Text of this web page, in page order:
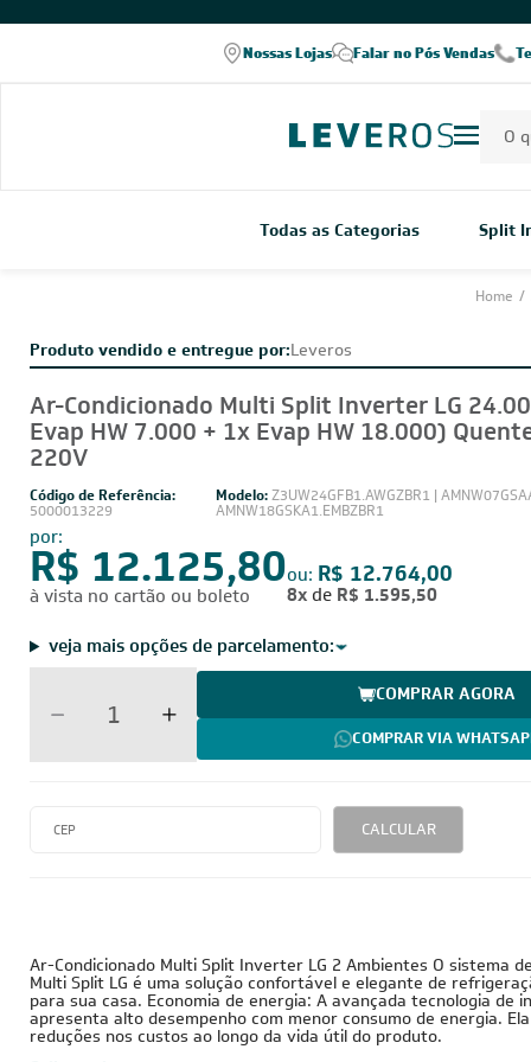
Nossas Lojas Falar no Pós Vendas
Todas as Categorias Split
Home /
Produto vendido e entregue por:Leveros
Ar-Condicionado Multi Split Inverter LG
Evap HW 7.000 + 1x Evap HW 18.000)
220V
Código de Referência:
5000013229
Modelo:Z3UW24GFB1.AWGZBR1 |
AMNW18GSKA1.EMBZBR1
por:
R$ 12.125,80
à vista no cartão ou boleto
ou: R$ 12.764,00
8x de R$ 1.595,50
veja mais opções de parcelamento:
COMPRAR AGORA
COMPRAR VIA
CALCULAR
Ar-Condicionado Multi Split Inverter LG 2 Ambientes O sistema
Multi Split LG é uma solução confortável e elegante de
para sua casa. Economia de energia: A avançada tecnologia de
apresenta alto desempenho com menor consumo de energia.
reduções nos custos ao longo da vida útil do produto.